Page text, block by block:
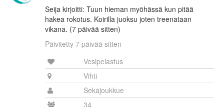
Seija kirjoitti: Tuun hieman myöhässä kun pitää
hakea rokotus. Koirilla juoksu joten treenataan
vikana. (7 päivää sitten)
Päivitetty 7 päivää sitten
Vesipelastus
Vihti
Sekajoukkue
34